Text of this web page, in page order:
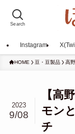
Search
Instagram
HOME 豆・豆製品 高
【高
モン
チ
2023
9/08